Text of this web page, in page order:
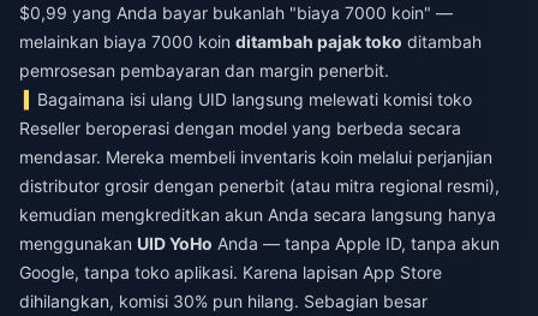
$0,99 yang Anda bayar bukanlah "biaya 7000 koin" —
melainkan biaya 7000 koin ditambah pajak toko ditambah
pemrosesan pembayaran dan margin penerbit.
Bagaimana isi ulang UID langsung melewati komisi toko
Reseller beroperasi dengan model yang berbeda secara
mendasar. Mereka membeli inventaris koin melalui perjanjian
distributor grosir dengan penerbit (atau mitra regional resmi),
kemudian mengkreditkan akun Anda secara langsung hanya
menggunakan UID YoHo Anda — tanpa Apple ID, tanpa akun
Google, tanpa toko aplikasi. Karena lapisan App Store
dihilangkan, komisi 30% pun hilang. Sebagian besar